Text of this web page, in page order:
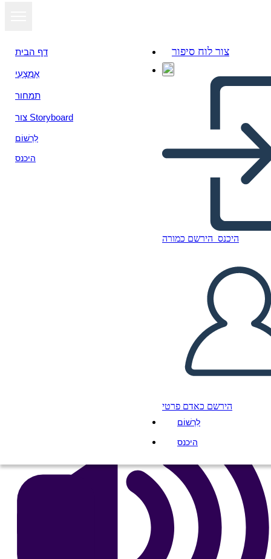
דף הבית
אֶמְצָעִי
תמחור
צור Storyboard
לִרְשׁוֹם
היכנס
צור לוח סיפור
היכנס הירשם כמורה
הירשם כאדם פרטי
לִרְשׁוֹם
היכנס